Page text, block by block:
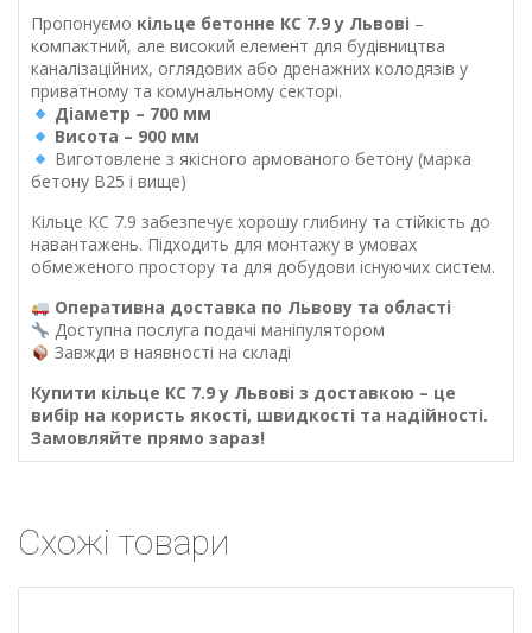
Пропонуємо кільце бетонне КС 7.9 у Львові –
компактний, але високий елемент для будівництва
каналізаційних, оглядових або дренажних колодязів у
приватному та комунальному секторі.
Діаметр – 700 мм
Висота – 900 мм
Виготовлене з якісного армованого бетону (марка
бетону В25 і вище)
Кільце КС 7.9 забезпечує хорошу глибину та стійкість до
навантажень. Підходить для монтажу в умовах
обмеженого простору та для добудови існуючих систем.
Оперативна доставка по Львову та області
Доступна послуга подачі маніпулятором
Завжди в наявності на складі
Купити кільце КС 7.9 у Львові з доставкою – це
вибір на користь якості, швидкості та надійності.
Замовляйте прямо зараз!
Схожі товари